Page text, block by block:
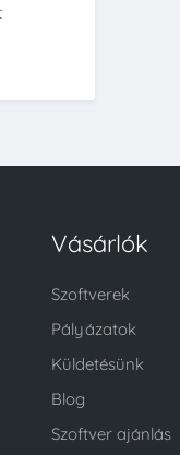
Vásárlók
Szoftverek
Pályázatok
Küldetésünk
Blog
Szoftver ajánlás